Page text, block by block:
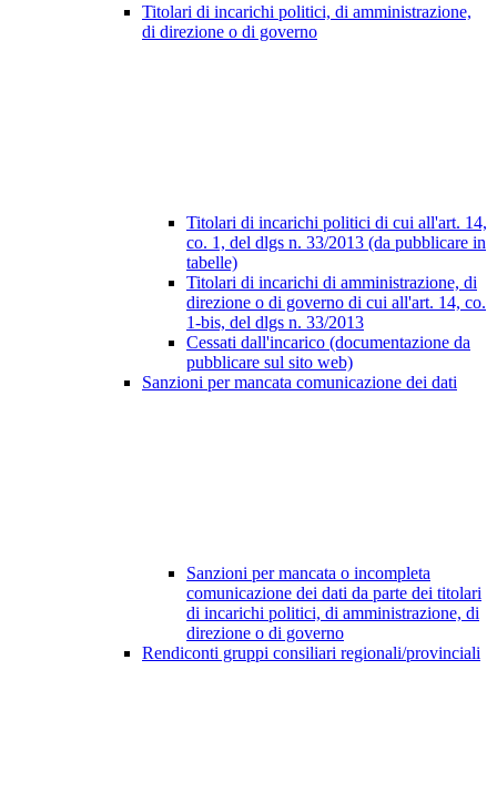
Titolari di incarichi politici, di amministrazione,
di direzione o di governo
Titolari di incarichi politici di cui all'art. 14,
co. 1, del dlgs n. 33/2013 (da pubblicare in
tabelle)
Titolari di incarichi di amministrazione, di
direzione o di governo di cui all'art. 14, co.
1-bis, del dlgs n. 33/2013
Cessati dall'incarico (documentazione da
pubblicare sul sito web)
Sanzioni per mancata comunicazione dei dati
Sanzioni per mancata o incompleta
comunicazione dei dati da parte dei titolari
di incarichi politici, di amministrazione, di
direzione o di governo
Rendiconti gruppi consiliari regionali/provinciali